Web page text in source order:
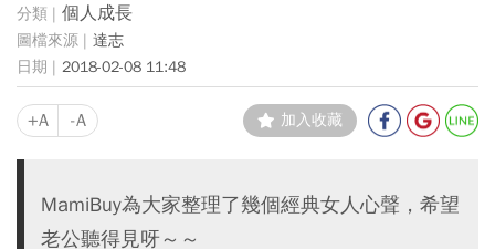
個人成長
達志
2018-02-08 11:48
+A -A 加入收藏
MamiBuy為大家整理了幾個經典女人心聲，希望
老公聽得見呀～～